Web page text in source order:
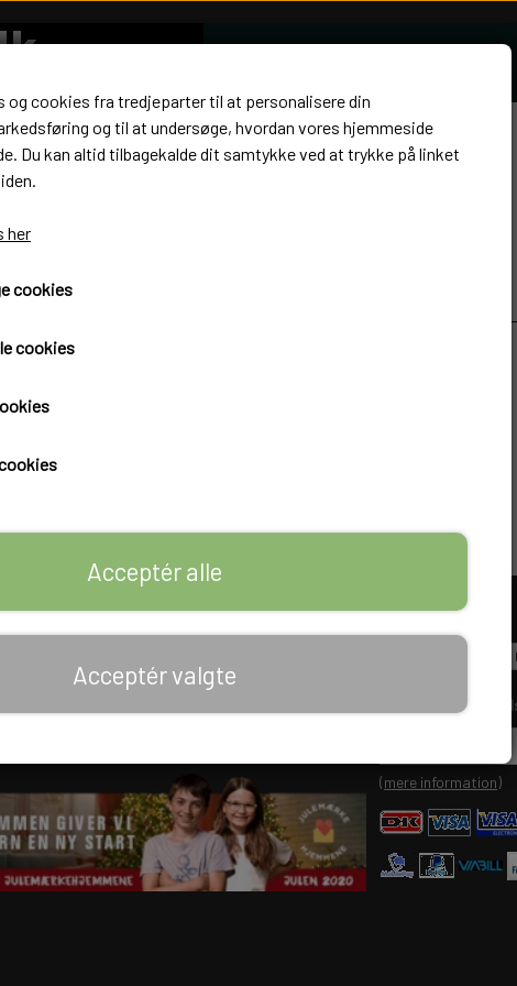
stander for plukkemaskine.
Læg i kurv
Modtag vores
(mere information)
og cookies fra tredjeparter til at personalisere din
og til at undersøge, hvordan vores hjemmeside
Du kan altid tilbagekalde dit samtykke ved at trykke på linket
her
cookies
cookies
Acceptér alle
Acceptér valgte